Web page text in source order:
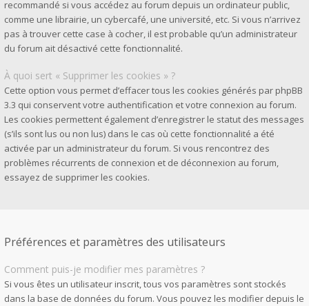
recommandé si vous accédez au forum depuis un ordinateur public,
comme une librairie, un cybercafé, une université, etc. Si vous n’arrivez
pas à trouver cette case à cocher, il est probable qu’un administrateur
du forum ait désactivé cette fonctionnalité.
À quoi sert « Supprimer les cookies » ?
Cette option vous permet d’effacer tous les cookies générés par phpBB
3.3 qui conservent votre authentification et votre connexion au forum.
Les cookies permettent également d’enregistrer le statut des messages
(s’ils sont lus ou non lus) dans le cas où cette fonctionnalité a été
activée par un administrateur du forum. Si vous rencontrez des
problèmes récurrents de connexion et de déconnexion au forum,
essayez de supprimer les cookies.
Préférences et paramètres des utilisateurs
Comment puis-je modifier mes paramètres ?
Si vous êtes un utilisateur inscrit, tous vos paramètres sont stockés
dans la base de données du forum. Vous pouvez les modifier depuis le